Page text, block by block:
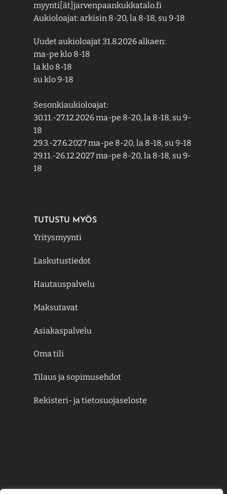
myynti[ät]jarvenpaankukkatalo.fi
Aukioloajat: arkisin 8-20, la 8-18, su 9-18
Uudet aukioloajat 31.8.2026 alkaen:
ma-pe klo 8-18
la klo 8-18
su klo 9-18
Sesonkiaukioloajat:
30.11.-27.12.2026 ma-pe 8-20, la 8-18, su 9-
18
29.3.-27.6.2027 ma-pe 8-20, la 8-18, su 9-18
29.11.-26.12.2027 ma-pe 8-20, la 8-18, su 9-
18
TUTUSTU MYÖS
Yritysmyynti
Laskutustiedot
Hautauspalvelu
Maksutavat
Asiakaspalvelu
Oma tili
Tilaus ja sopimusehdot
Rekisteri- ja tietosuojaseloste